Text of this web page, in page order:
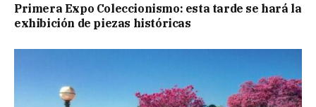
Primera Expo Coleccionismo: esta tarde se hará la
exhibición de piezas históricas